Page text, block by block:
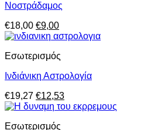
Νοστράδαμος
€18,00 Original
price
€18,00.
€9,00Η
τρέχουσα
είναι:
Eσωτερισμός
Ινδιάνικη Αστρολογία
€19,27 Original
price
€19,27.
€12,53Η
τρέχουσα
Eσωτερισμός